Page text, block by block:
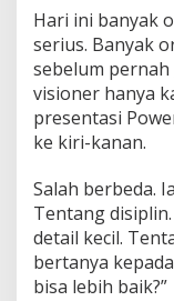
Hari ini banyak
serius. Banyak
sebelum
visioner hanya
presentasi
ke kiri-kanan.
Salah berbeda.
Tentang
detail kecil.
bertanya
bisa lebih baik?”